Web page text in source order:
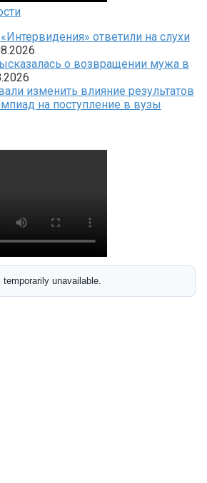
ответили на слухи
о возвращении мужа в
изменить влияние результатов
на поступление в вузы